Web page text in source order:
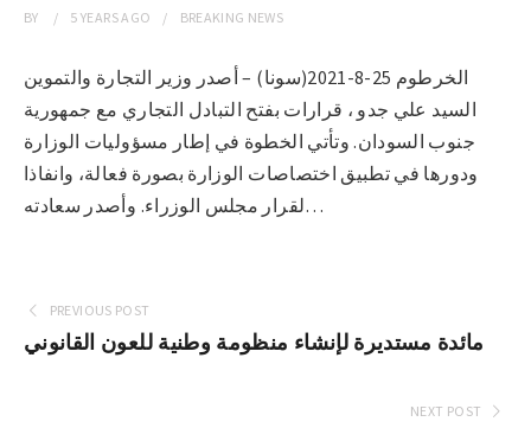
BY 5 YEARSAGO BREAKING NEWS
الخرطوم 25-8-2021(سونا) – أصدر وزير التجارة والتموين
السيد علي جدو ، قرارات بفتح التبادل التجاري مع جمهورية
جنوب السودان. وتأتي الخطوة في إطار مسؤوليات الوزارة
ودورها في تطبيق اختصاصات الوزارة بصورة فعالة، وانفاذا
لقرار مجلس الوزراء. وأصدر سعادته…
PREVIOUS POST
مائدة مستديرة لإنشاء منظومة وطنية للعون القانوني
NEXT POST